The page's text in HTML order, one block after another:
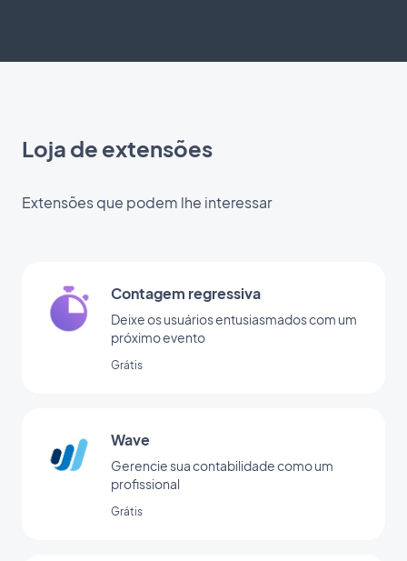
Loja de extensões
Extensões que podem lhe interessar
Contagem regressiva
Deixe os usuários entusiasmados com um
próximo evento
Grátis
Wave
Gerencie sua contabilidade como um
profissional
Grátis